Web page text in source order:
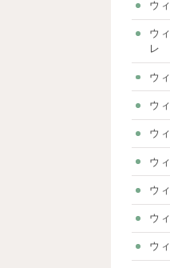
ウ
ウ
レ
ウ
ウ
ウ
ウ
ウ
ウ
ウ